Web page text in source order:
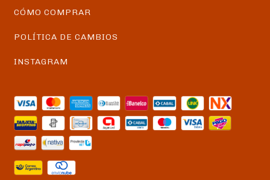
CÓMO COMPRAR
POLÍTICA DE CAMBIOS
INSTAGRAM